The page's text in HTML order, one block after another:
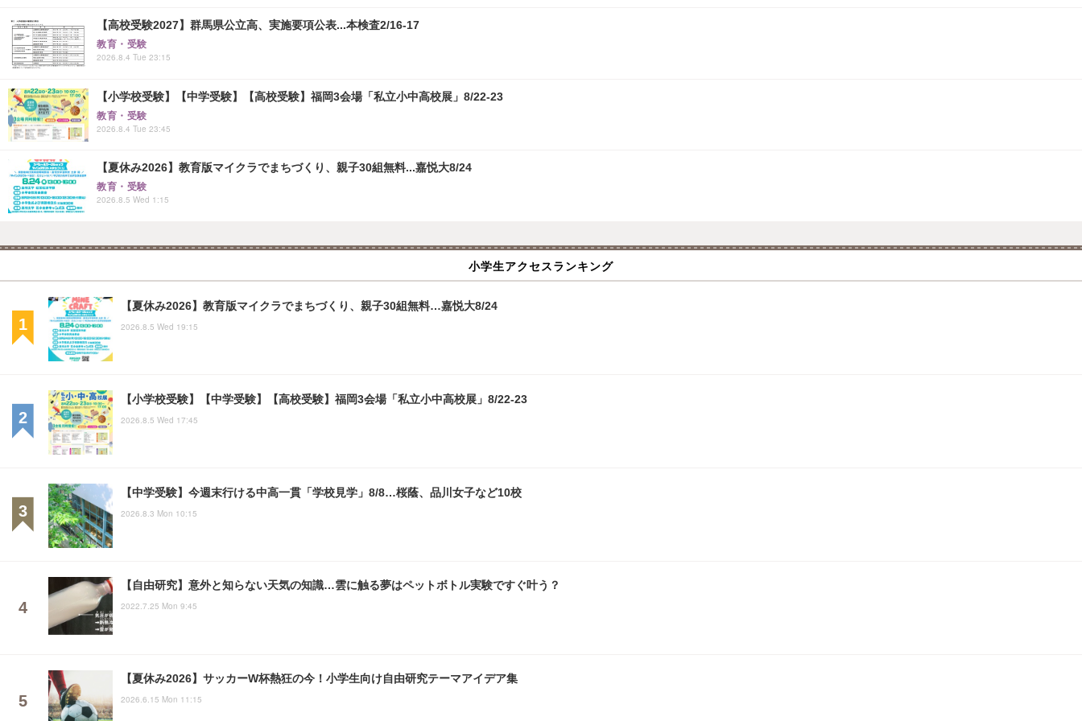
【高校受験2027】群馬県公立高、実施要項公表...本検査2/16-17
教育・受験
2026.8.4 Tue 23:15
【小学校受験】【中学受験】【高校受験】福岡3会場「私立小中高校展」8/22-23
教育・受験
2026.8.4 Tue 23:45
【夏休み2026】教育版マイクラでまちづくり、親子30組無料...嘉悦大8/24
教育・受験
2026.8.5 Wed 1:15
小学生アクセスランキング
【夏休み2026】教育版マイクラでまちづくり、親子30組無料…嘉悦大8/24
2026.8.5 Wed 19:15
【小学校受験】【中学受験】【高校受験】福岡3会場「私立小中高校展」8/22-23
2026.8.5 Wed 17:45
【中学受験】今週末行ける中高一貫「学校見学」8/8…桜蔭、品川女子など10校
2026.8.3 Mon 10:15
【自由研究】意外と知らない天気の知識…雲に触る夢はペットボトル実験ですぐ叶う？
2022.7.25 Mon 9:45
【夏休み2026】サッカーW杯熱狂の今！小学生向け自由研究テーマアイデア集
2026.6.15 Mon 11:15